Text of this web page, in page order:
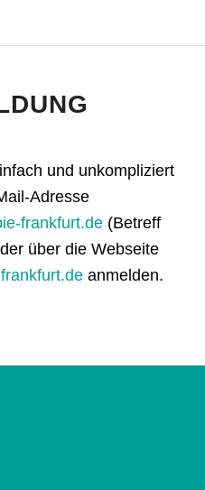
und unkompliziert
Adresse
frankfurt.de(Betreff
über die Webseite
anmelden.